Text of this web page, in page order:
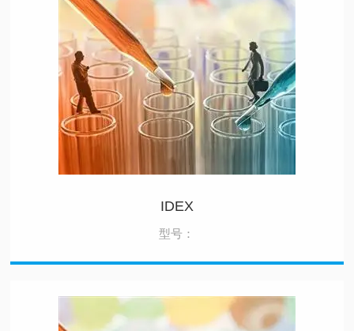
IDEX
型号：